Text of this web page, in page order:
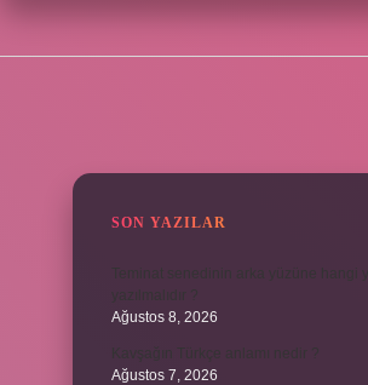
SON YAZILAR
Ağustos 8, 2026
Ağustos 7, 2026